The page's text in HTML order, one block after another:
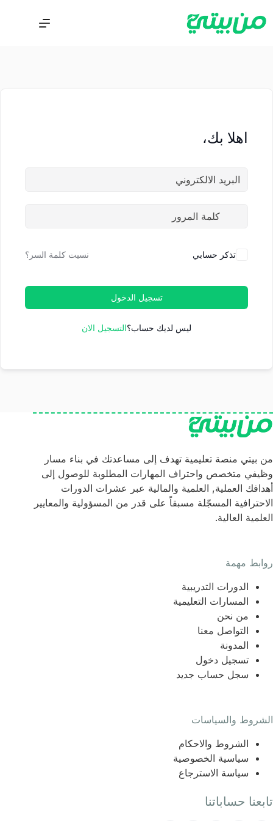
اهلا بك،
تذكر حسابي نسيت كلمة السر؟
تسجيل الدخول
ليس لديك حساب؟التسجيل الان
من بيتي منصة تعليمية تهدف إلى مساعدتك في بناء مسار
وظيفي متخصص واحتراف المهارات المطلوبة للوصول إلى
أهدافك العملية, العلمية والمالية عبر عشرات الدورات
الاحترافية المسجّلة مسبقاً على قدر من المسؤولية والمعايير
العلمية العالية.
روابط مهمة
الدورات التدريبية
المسارات التعليمية
من نحن
التواصل معنا
المدونة
تسجيل دخول
سجل حساب جديد
الشروط والسياسات
الشروط والاحكام
سياسية الخصوصية
سياسة الاسترجاع
تابعنا حساباتنا